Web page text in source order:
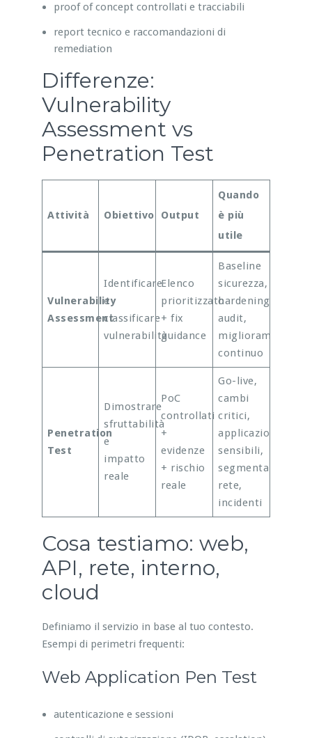
proof of concept controllati e tracciabili
report tecnico e raccomandazioni di
remediation
Differenze:
Vulnerability
Assessment vs
Penetration Test
Attività Obiettivo Output
Quando
è più
utile
Vulnerability
Assessment
Identificare
e
classificare
vulnerabilità
Elenco
prioritizzato
+ fix
guidance
Baseline
sicurezza,
hardening,
audit,
miglioramento
continuo
Penetration
Test
Dimostrare
sfruttabilità
e
impatto
reale
PoC
controllati
+
evidenze
+ rischio
reale
Go-live,
cambi
critici,
applicazioni
sensibili,
segmentazione
rete,
incidenti
Cosa testiamo: web,
API, rete, interno,
cloud
Definiamo il servizio in base al tuo contesto.
Esempi di perimetri frequenti:
Web Application Pen Test
autenticazione e sessioni